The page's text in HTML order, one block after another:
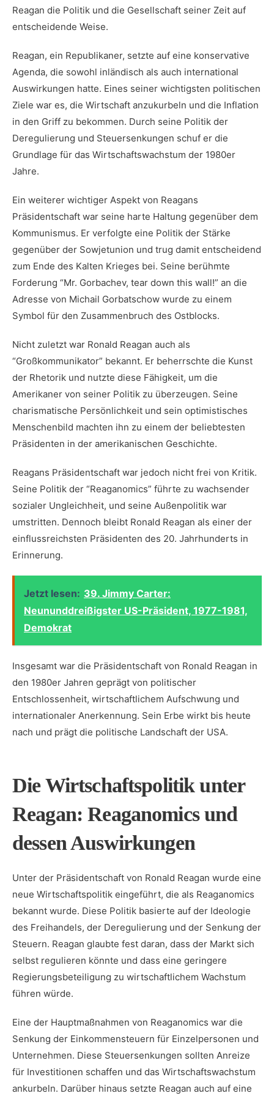
⁤Reagan die Politik ‍und die ⁣Gesellschaft seiner Zeit auf
entscheidende Weise.
Reagan, ein Republikaner, setzte⁤ auf eine⁣ konservative
Agenda,⁣ die sowohl inländisch ​als auch ⁤international
Auswirkungen hatte. Eines seiner wichtigsten politischen‍
Ziele war ⁤es, die Wirtschaft anzukurbeln und die Inflation
in ​den Griff zu bekommen. Durch ⁢seine‌ Politik der
Deregulierung​ und Steuersenkungen schuf er die
Grundlage für das Wirtschaftswachstum der 1980er
‍Jahre.
Ein weiterer wichtiger Aspekt von Reagans
‌Präsidentschaft war seine harte Haltung gegenüber dem
Kommunismus. Er verfolgte eine Politik der Stärke
gegenüber ​der Sowjetunion und trug damit entscheidend​
zum Ende des Kalten Krieges bei.​ Seine berühmte
Forderung “Mr. Gorbachev, tear down this wall!” an die
Adresse von ⁣Michail Gorbatschow wurde zu einem
⁢Symbol für den Zusammenbruch des Ostblocks.
Nicht zuletzt ⁤war Ronald Reagan auch als
“Großkommunikator” bekannt. Er beherrschte die Kunst
der​ Rhetorik und nutzte diese⁣ Fähigkeit, um die
Amerikaner von seiner Politik zu ‍überzeugen. Seine
charismatische Persönlichkeit und sein optimistisches
Menschenbild machten ihn zu einem der beliebtesten
Präsidenten in der amerikanischen Geschichte.
Reagans Präsidentschaft war‍ jedoch⁣ nicht⁣ frei von Kritik.
Seine Politik der “Reaganomics” führte zu wachsender
sozialer Ungleichheit, und seine ⁣Außenpolitik war
umstritten. Dennoch bleibt Ronald Reagan als einer der
‍einflussreichsten Präsidenten ⁢des ⁣20. Jahrhunderts in
Erinnerung.
Jetzt lesen: 39. Jimmy Carter:
Neununddreißigster US-Präsident, 1977-1981,
Demokrat
Insgesamt war​ die⁤ Präsidentschaft von⁣ Ronald ⁢Reagan in
den 1980er Jahren geprägt von politischer
‌Entschlossenheit, wirtschaftlichem Aufschwung und
internationaler Anerkennung.​ Sein Erbe wirkt bis heute
nach und prägt die politische ‌Landschaft der⁢ USA.
Die Wirtschaftspolitik unter
Reagan: Reaganomics und
dessen Auswirkungen
Unter der‌ Präsidentschaft von Ronald Reagan wurde ​eine
neue Wirtschaftspolitik eingeführt,⁣ die als Reaganomics
bekannt wurde. Diese Politik basierte ⁣auf der Ideologie
des Freihandels, der ​Deregulierung und ‍der Senkung der
Steuern. Reagan glaubte fest daran, dass ⁣der Markt ‌sich
selbst regulieren könnte und dass eine geringere
⁣Regierungsbeteiligung zu wirtschaftlichem Wachstum
führen würde.
Eine der⁣ Hauptmaßnahmen ‍von Reaganomics war die
Senkung der Einkommensteuern für Einzelpersonen und
Unternehmen.‍ Diese Steuersenkungen ​sollten Anreize ​
für⁤ Investitionen schaffen und das Wirtschaftswachstum ​
ankurbeln. ​Darüber hinaus setzte ⁤Reagan auch auf eine